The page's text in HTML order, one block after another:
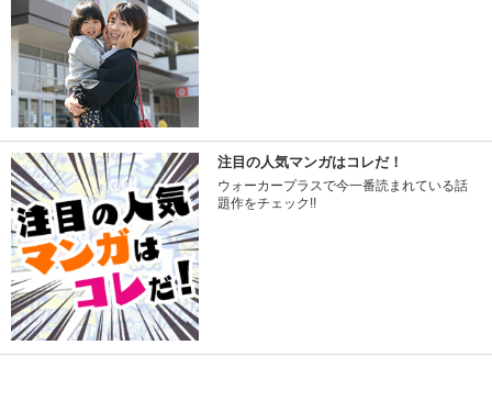
注目の人気マンガはコレだ！
ウォーカープラスで今一番読まれている話
題作をチェック!!